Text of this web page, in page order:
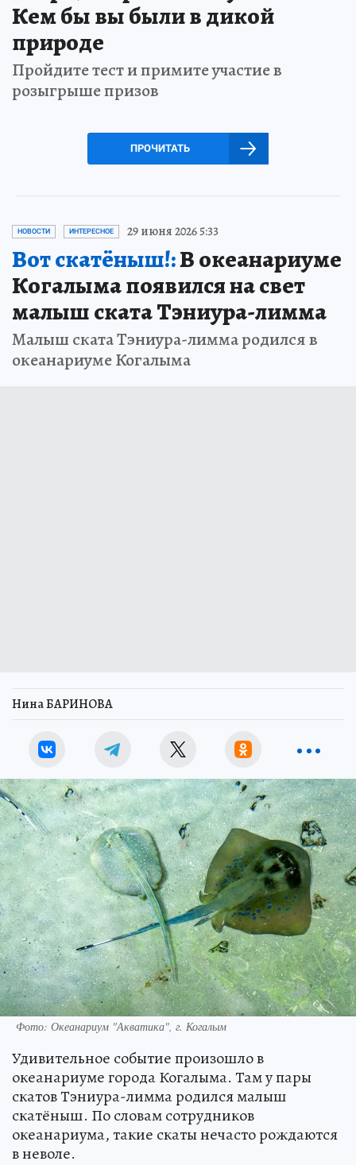
Кем бы вы были в дикой
природе
Пройдите тест и примите участие в
розыгрыше призов
ПРОЧИТАТЬ
НОВОСТИ ИНТЕРЕСНОЕ 29 июня 2026 5:33
Вот скатёныш!:В океанариуме
Когалыма появился на свет
малыш ската Тэниура-лимма
Малыш ската Тэниура-лимма родился в
океанариуме Когалыма
Нина БАРИНОВА
Фото: Океанариум "Акватика", г. Когалым
Удивительное событие произошло в
океанариуме города Когалыма. Там у пары
скатов Тэниура-лимма родился малыш
скатёныш. По словам сотрудников
океанариума, такие скаты нечасто рождаются
в неволе.